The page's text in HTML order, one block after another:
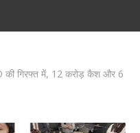
की गिरफ्त में, 12 करोड़ कैश और 6